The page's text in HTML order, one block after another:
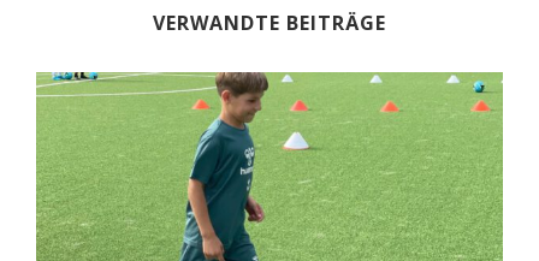
VERWANDTE BEITRÄGE